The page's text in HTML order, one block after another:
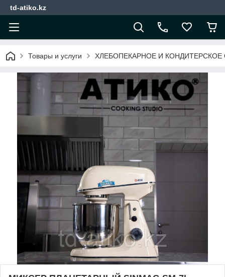
td-atiko.kz
Товары и услуги ХЛЕБОПЕКАРНОЕ И